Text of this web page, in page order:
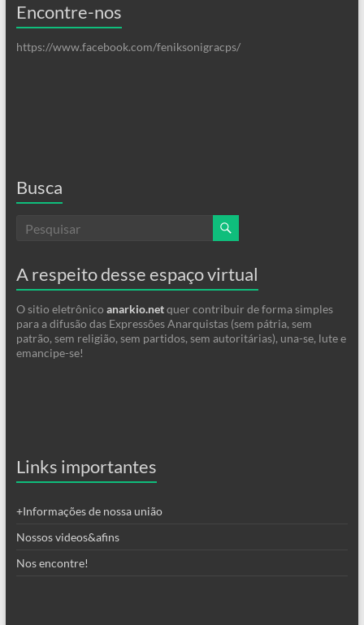
Encontre-nos
https://www.facebook.com/feniksonigracps/
Busca
A respeito desse espaço virtual
O sitio eletrônico anarkio.netquer contribuir de forma simples
para a difusão das Expressões Anarquistas (sem pátria, sem
patrão, sem religião, sem partidos, sem autoritárias), una-se, lute e
emancipe-se!
Links importantes
+Informações de nossa união
Nossos videos&afins
Nos encontre!